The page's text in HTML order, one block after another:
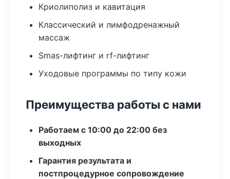
Криолиполиз и кавитация
Классический и лимфодренажный
массаж
Smas-лифтинг и rf-лифтинг
Уходовые программы по типу кожи
Преимущества работы с нами
Работаем с 10:00 до 22:00 без
выходных
Гарантия результата и
постпроцедурное сопровождение